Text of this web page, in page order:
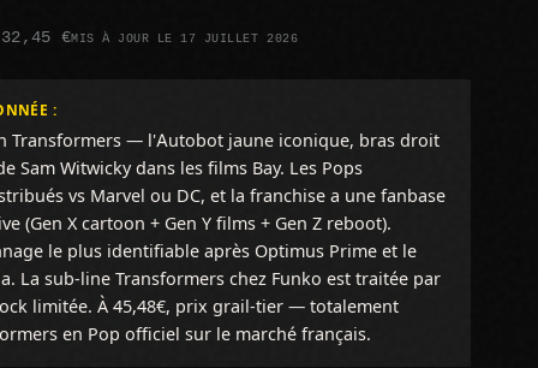
€MIS À JOUR LE 17 JUILLET 2026
:
Transformers — l'Autobot jaune iconique, bras droit
Sam Witwicky dans les films Bay. Les Pops
vs Marvel ou DC, et la franchise a une fanbase
(Gen X cartoon + Gen Y films + Gen Z reboot).
le plus identifiable après Optimus Prime et le
La sub-line Transformers chez Funko est traitée par
limitée. À 45,48€, prix grail-tier — totalement
en Pop officiel sur le marché français.